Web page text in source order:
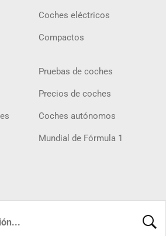
Coches eléctricos
Compactos
Pruebas de coches
Precios de coches
Coches autónomos
Mundial de Fórmula 1